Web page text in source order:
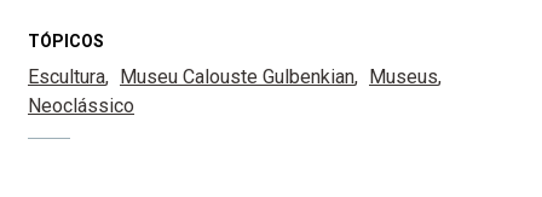
TÓPICOS
Escultura Museu Calouste Gulbenkian
Museus
Neoclássico